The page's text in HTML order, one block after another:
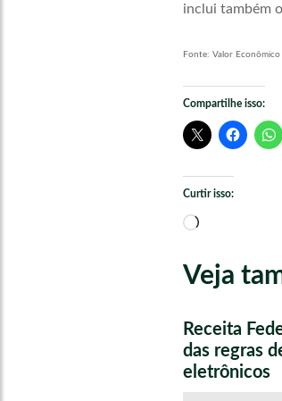
inclui também
Fonte: Valor Econômico
Compartilhe isso:
Curtir isso:
Carregando...
Veja
Receita
das regras
eletrônicos